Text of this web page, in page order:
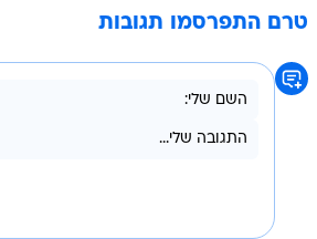
טרם התפרסמו תגובות